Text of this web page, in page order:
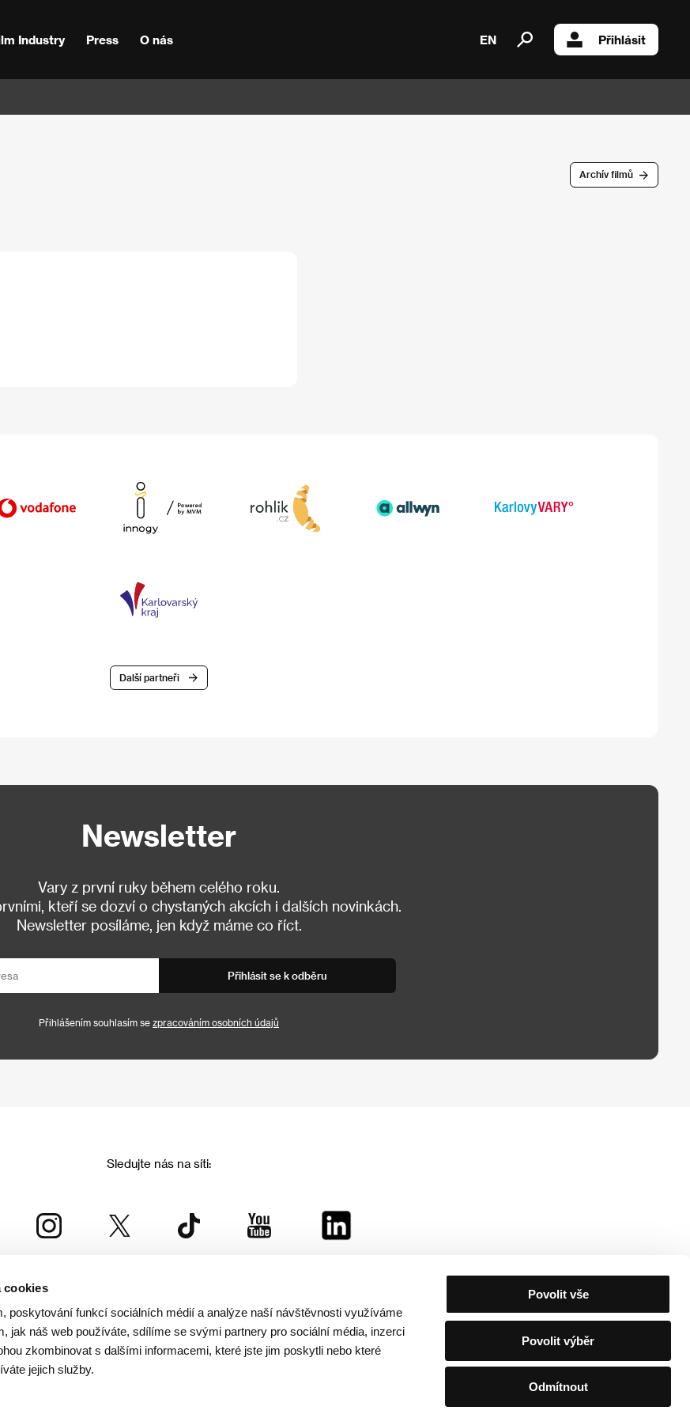
cookies
poskytování funkcí sociálních médií a analýze naší návštěvnosti využíváme
jak náš web používáte, sdílíme se svými partnery pro sociální média, inzerci
zkombinovat s dalšími informacemi, které jste jim poskytli nebo které
jejich služby.
Povolit vše
Povolit výběr
Odmítnout
Industry Press O nás EN Přihlásit
Archív filmů
Další partneři
Newsletter
Vary z první ruky během celého roku.
kteří se dozví o chystaných akcích i dalších novinkách.
Newsletter posíláme, jen když máme co říct.
Přihlásit se k odběru
Přihlášením souhlasím se zpracováním osobních údajů
Sledujte nás na síti:
rodiny KVIFF Group, která zastřešuje i další projekty: